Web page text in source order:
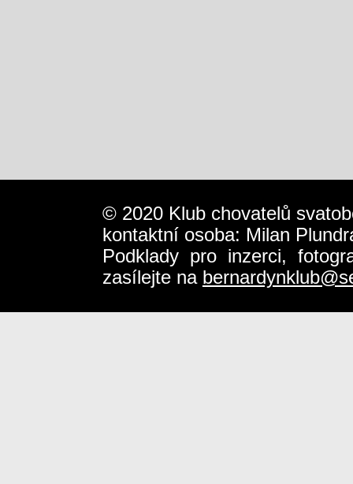
© 2020 Klub chovatelů
kontaktní osoba: Milan
Podklady pro inzerci,
zasílejte na